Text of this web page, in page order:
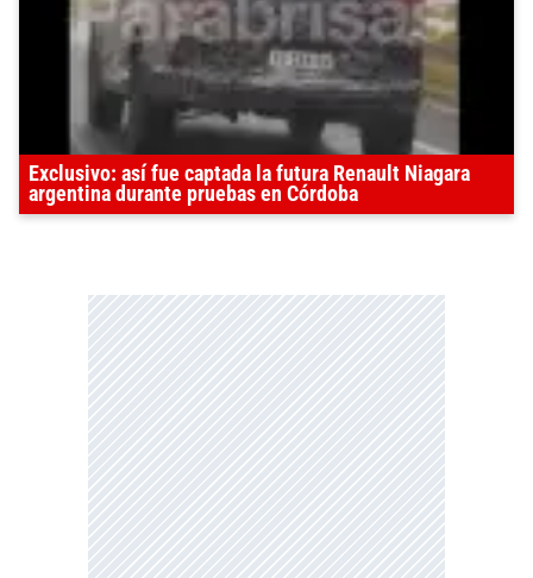
Exclusivo: así fue captada la futura Renault Niagara
argentina durante pruebas en Córdoba